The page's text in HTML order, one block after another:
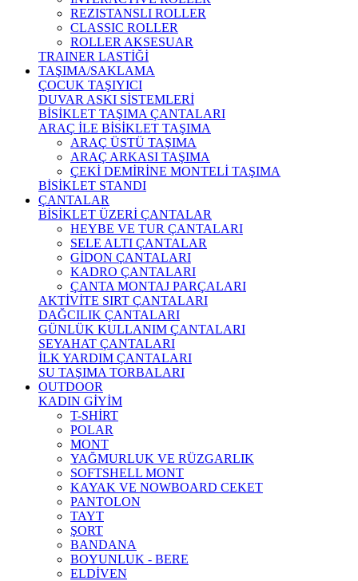
REZISTANSLI ROLLER
CLASSIC ROLLER
ROLLER AKSESUAR
TRAINER LASTİĞİ
TAŞIMA/SAKLAMA
ÇOCUK TAŞIYICI
DUVAR ASKI SİSTEMLERİ
BİSİKLET TAŞIMA ÇANTALARI
ARAÇ İLE BİSİKLET TAŞIMA
ARAÇ ÜSTÜ TAŞIMA
ARAÇ ARKASI TAŞIMA
ÇEKİ DEMİRİNE MONTELİ TAŞIMA
BİSİKLET STANDI
ÇANTALAR
BİSİKLET ÜZERİ ÇANTALAR
HEYBE VE TUR ÇANTALARI
SELE ALTI ÇANTALAR
GİDON ÇANTALARI
KADRO ÇANTALARI
ÇANTA MONTAJ PARÇALARI
AKTİVİTE SIRT ÇANTALARI
DAĞCILIK ÇANTALARI
GÜNLÜK KULLANIM ÇANTALARI
SEYAHAT ÇANTALARI
İLK YARDIM ÇANTALARI
SU TAŞIMA TORBALARI
OUTDOOR
KADIN GİYİM
T-SHİRT
POLAR
MONT
YAĞMURLUK VE RÜZGARLIK
SOFTSHELL MONT
KAYAK VE NOWBOARD CEKET
PANTOLON
TAYT
ŞORT
BANDANA
BOYUNLUK - BERE
ELDİVEN